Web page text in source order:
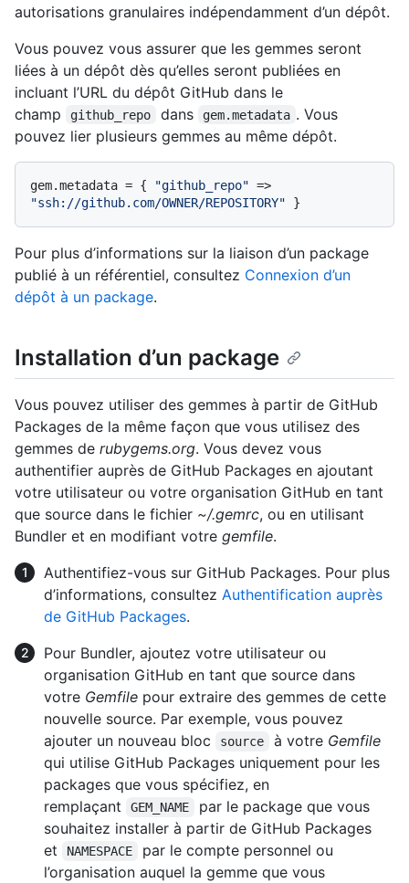
autorisations granulaires indépendamment d’un dépôt.
Vous pouvez vous assurer que les gemmes seront
liées à un dépôt dès qu’elles seront publiées en
incluant l’URL du dépôt GitHub dans le
champ
github_repo dans gem.metadata . Vous
pouvez lier plusieurs gemmes au même dépôt.
gem.metadata = { "github_repo"
"ssh://github.com/OWNER/REPOSITORY"
Pour plus d’informations sur la liaison d’un package
publié à un référentiel, consultez Connexion d’un
dépôt à un package.
Installation d’un package
Vous pouvez utiliser des gemmes à partir de GitHub
Packages de la même façon que vous utilisez des
gemmes de rubygems.org. Vous devez vous
authentifier auprès de GitHub Packages en ajoutant
votre utilisateur ou votre organisation GitHub en tant
que source dans le fichier ~/.gemrc, ou en utilisant
Bundler et en modifiant votre gemfile.
Authentifiez-vous sur GitHub Packages. Pour plus
d’informations, consultez Authentification auprès
de GitHub Packages.
Pour Bundler, ajoutez votre utilisateur ou
organisation GitHub en tant que source dans
votre Gemfile pour extraire des gemmes de cette
nouvelle source. Par exemple, vous pouvez
ajouter un nouveau bloc
source à votre Gemfile
qui utilise GitHub Packages uniquement pour les
packages que vous spécifiez, en
remplaçant
GEM_NAME
par le package que vous
souhaitez installer à partir de GitHub Packages
et
NAMESPACE
par le compte personnel ou
l’organisation auquel la gemme que vous